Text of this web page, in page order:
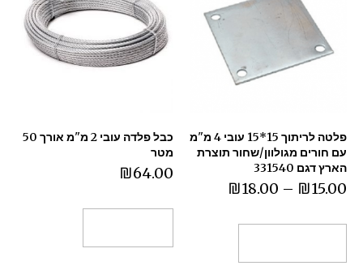
פלטה לריתוך 15*15 עובי 4 מ"מ
עם חורים מגולוון/שחור תוצרת
הארץ דגם 331540
₪15.00
–
₪18.00
כבל פלדה עובי 2 מ"מ אורך 50
מטר
₪64.00